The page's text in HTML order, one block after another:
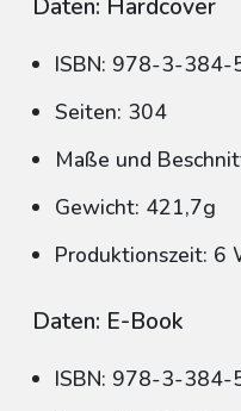
Daten: Hardcover
ISBN: 978-3-
Seiten: 304
Maße und
Gewicht: 421,7g
Produktionszeit: 6
Daten: E-Book
ISBN: 978-3-